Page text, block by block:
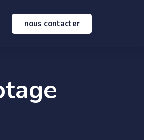
nous contacter